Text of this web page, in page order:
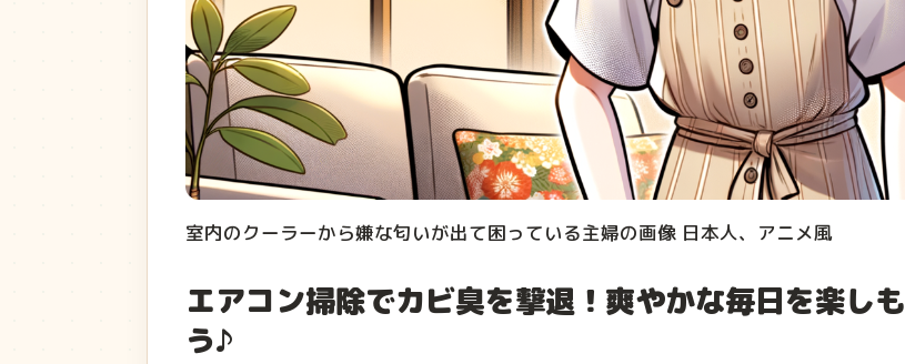
室内のクーラーから嫌な匂いが出て困っている主婦の画像 日本人、アニメ風
エアコン掃除でカビ臭を撃退！爽やかな毎日を楽しも
う♪